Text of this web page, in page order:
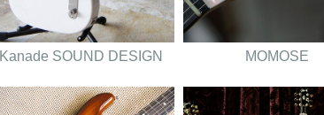
Kanade SOUND DESIGN MOMOSE